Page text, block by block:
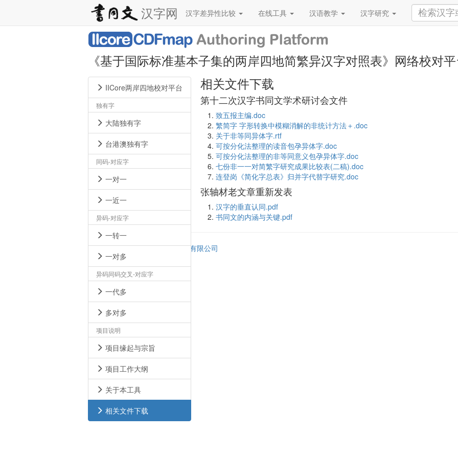
汉字网 汉字差异性比较 在线工具 汉语教学 汉字研究
《基于国际标准基本子集的两岸四地简繁异汉字对照表》网络校对
IICore两岸四地校对平台
独有字
大陆独有字
台港澳独有字
同码-对应字
一对一
一近一
异码-对应字
一转一
一对多
异码同码交叉-对应字
一代多
多对多
项目说明
项目缘起与宗旨
项目工作大纲
关于本工具
相关文件下载
相关文件下载
第十二次汉字书同文学术研讨会文件
致五报主编.doc
繁简字 字形转换中模糊消解的非统计方法＋.doc
关于非等同异体字.rtf
可按分化法整理的读音包孕异体字.doc
可按分化法整理的非等同意义包孕异体字.doc
七份非一一对简繁字研究成果比较表(二稿).doc
连登岗《简化字总表》归并字代替字研究.doc
张轴材老文章重新发表
汉字的垂直认同.pdf
书同文的内涵与关键.pdf
© 2016 -北京书同文数字化技术有限公司